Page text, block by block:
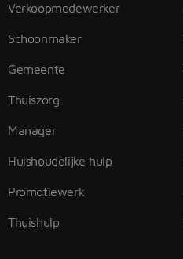
Verkoopmedewerker
Schoonmaker
Gemeente
Thuiszorg
Manager
Huishoudelijke hulp
Promotiewerk
Thuishulp